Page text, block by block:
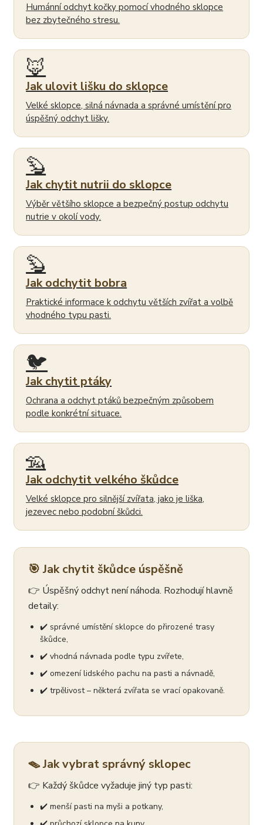
Humánní odchyt kočky pomocí vhodného sklopce
bez zbytečného stresu.
🦊
Jak ulovit lišku do sklopce
Velké sklopce, silná návnada a správné umístění pro
úspěšný odchyt lišky.
🦫
Jak chytit nutrii do sklopce
Výběr většího sklopce a bezpečný postup odchytu
nutrie v okolí vody.
🦫
Jak odchytit bobra
Praktické informace k odchytu větších zvířat a volbě
vhodného typu pasti.
🐦
Jak chytit ptáky
Ochrana a odchyt ptáků bezpečným způsobem
podle konkrétní situace.
🦡
Jak odchytit velkého škůdce
Velké sklopce pro silnější zvířata, jako je liška,
jezevec nebo podobní škůdci.
🎯 Jak chytit škůdce úspěšně
👉 Úspěšný odchyt není náhoda. Rozhodují hlavně
detaily:
✔️ správné umístění sklopce do přirozené trasy
škůdce,
✔️ vhodná návnada podle typu zvířete,
✔️ omezení lidského pachu na pasti a návnadě,
✔️ trpělivost – některá zvířata se vrací opakovaně.
🪤 Jak vybrat správný sklopec
👉 Každý škůdce vyžaduje jiný typ pasti:
✔️ menší pasti na myši a potkany,